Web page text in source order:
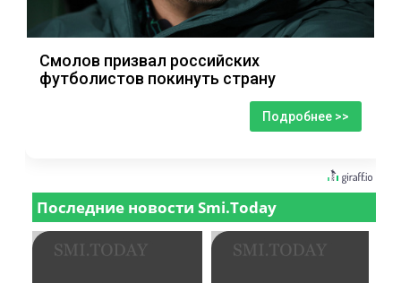
Смолов призвал российских
футболистов покинуть страну
Подробнее >>